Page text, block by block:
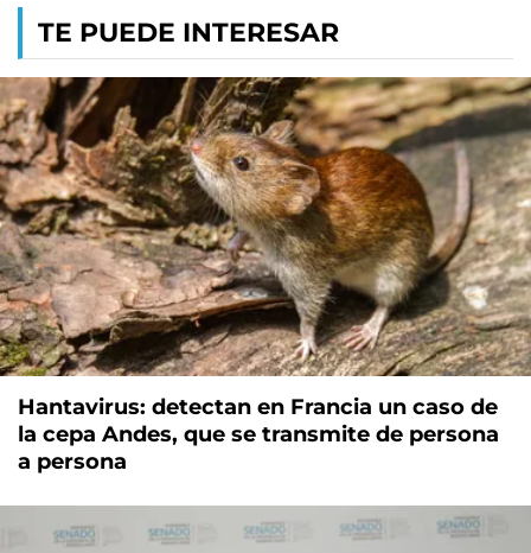
TE PUEDE INTERESAR
Hantavirus: detectan en Francia un caso de
la cepa Andes, que se transmite de persona
a persona